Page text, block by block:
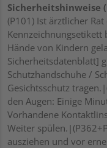
Sicherheitshinweise
(P101) Ist ärztlicher
Hände von Kindern
Sicherheitsdatenblatt]
Schutzhandschuhe /
Gesichtsschutz
den Augen: Einige
Vorhandene
Weiter
ausziehen und vor